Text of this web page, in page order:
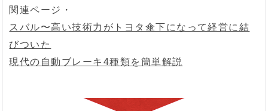
関連ページ・
スバル〜高い技術力がトヨタ傘下になって経営に結
びついた
現代の自動ブレーキ4種類を簡単解説